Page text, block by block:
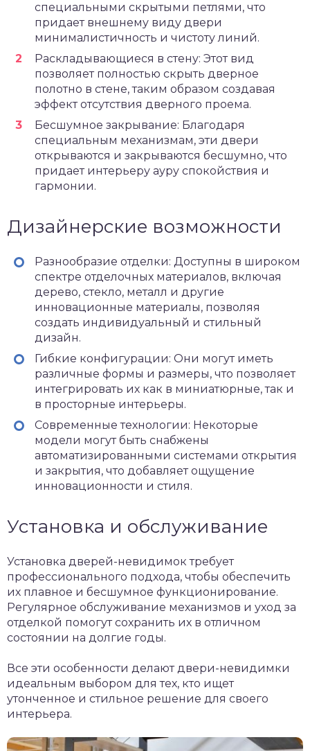
специальными скрытыми петлями, что
придает внешнему виду двери
минималистичность и чистоту линий.
Раскладывающиеся в стену: Этот вид
позволяет полностью скрыть дверное
полотно в стене, таким образом создавая
эффект отсутствия дверного проема.
Бесшумное закрывание: Благодаря
специальным механизмам, эти двери
открываются и закрываются бесшумно, что
придает интерьеру ауру спокойствия и
гармонии.
Дизайнерские возможности
Разнообразие отделки: Доступны в широком
спектре отделочных материалов, включая
дерево, стекло, металл и другие
инновационные материалы, позволяя
создать индивидуальный и стильный
дизайн.
Гибкие конфигурации: Они могут иметь
различные формы и размеры, что позволяет
интегрировать их как в миниатюрные, так и
в просторные интерьеры.
Современные технологии: Некоторые
модели могут быть снабжены
автоматизированными системами открытия
и закрытия, что добавляет ощущение
инновационности и стиля.
Установка и обслуживание
Установка дверей-невидимок требует
профессионального подхода, чтобы обеспечить
их плавное и бесшумное функционирование.
Регулярное обслуживание механизмов и уход за
отделкой помогут сохранить их в отличном
состоянии на долгие годы.
Все эти особенности делают двери-невидимки
идеальным выбором для тех, кто ищет
утонченное и стильное решение для своего
интерьера.